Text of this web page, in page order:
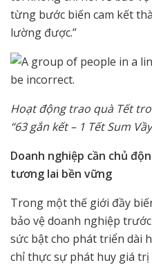
từng bước biến cam kết
lường được.”
Hoạt động trao quà Tết
“63 gắn kết – 1 Tết Sum
Doanh nghiệp cần chủ
tương lai bền vững
Trong một thế giới đầy
bảo vệ doanh nghiệp
sức bật cho phát triển dài
chỉ thực sự phát huy giá